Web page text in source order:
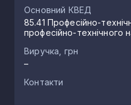
Основний КВЕД
85.41 Професійно-
професійно-технічного
Виручка, грн
–
Контакти